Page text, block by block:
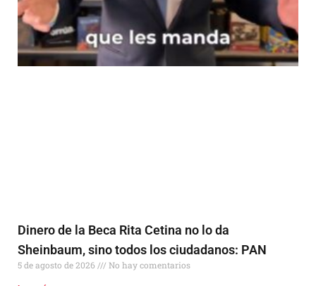
Dinero de la Beca Rita Cetina no lo da
Sheinbaum, sino todos los ciudadanos: PAN
5 de agosto de 2026 No hay comentarios